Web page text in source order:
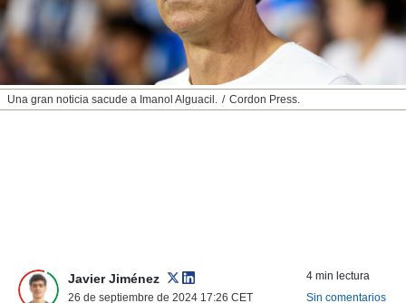
coste.
botón
a la
perfil
CONTINUAR
CONFIGURAR
RECHAZAR
Una gran noticia sacude a Imanol Alguacil. Cordon Press.
Javier Jiménez
26 de septiembre de 2024 17:26 CET
4 min lectura
Sin comentarios